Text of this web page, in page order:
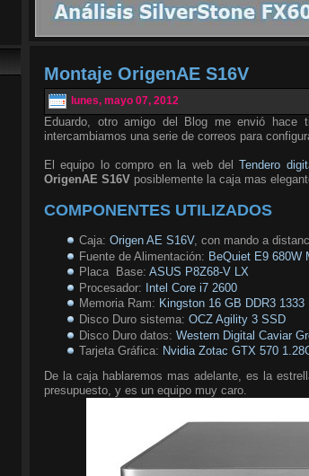
Montaje OrigenAE S16V
lunes, mayo 07, 2012
Eduardo, otro amigo del Blog me envió hace
intercambiamos una serie de correos para
El equipo lo compro en la web delTendero
OrigenAE S16V posiblemente la caja mas
COMPONENTES UTILIZADOS
Caja: Origen AE S16V, con mando a
Fuente de Alimentación: BeQuiet E9 680W
Placa Base: ASUS P8Z68-V LX
Procesador: Intel Core i7 2600
Memoria Ram: Kingston 16 GB DDR3 1333
Disco Duro sistema: OCZ Agility 3 SSD
Disco Duro datos: Western Digital Caviar
Tarjeta Gráfica: Nvidia Zotac GTX 570
De la caja hablaremos mas adelante, es la
presupuesto, y es un equipo muy caro.